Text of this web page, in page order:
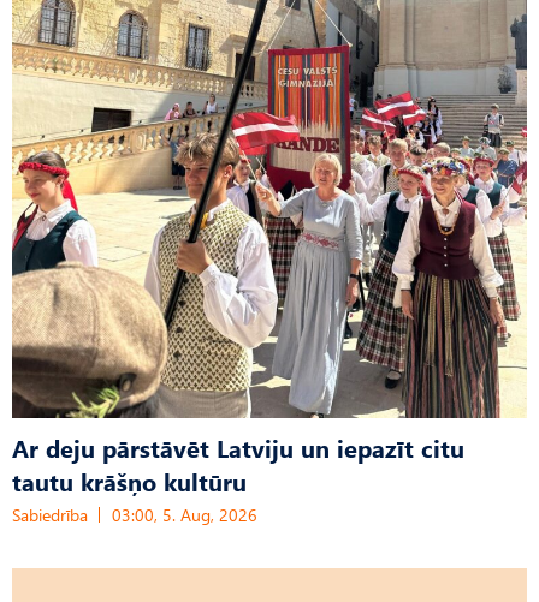
Ar deju pārstāvēt Latviju un iepazīt citu
tautu krāšņo kultūru
Sabiedrība 03:00, 5. Aug, 2026